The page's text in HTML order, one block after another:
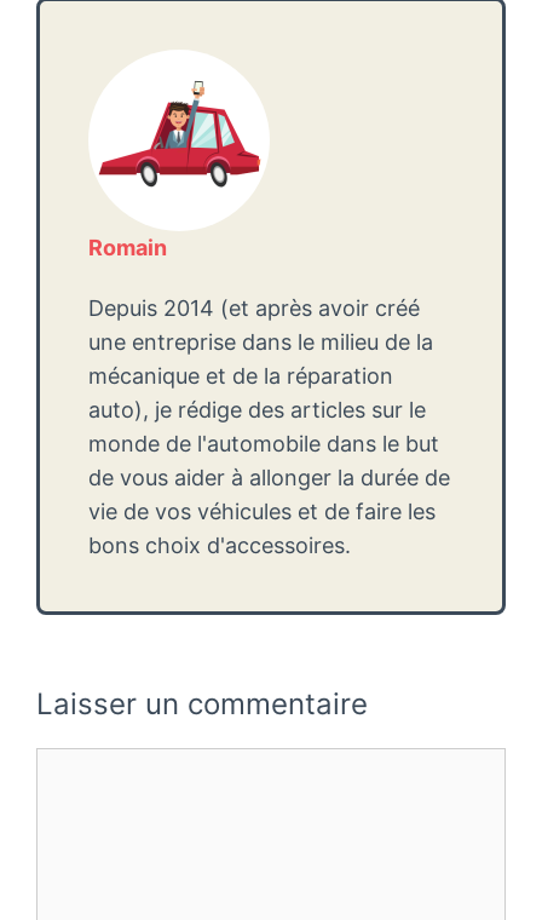
Romain
Depuis 2014 (et après avoir créé
une entreprise dans le milieu de la
mécanique et de la réparation
auto), je rédige des articles sur le
monde de l'automobile dans le but
de vous aider à allonger la durée de
vie de vos véhicules et de faire les
bons choix d'accessoires.
Laisser un commentaire